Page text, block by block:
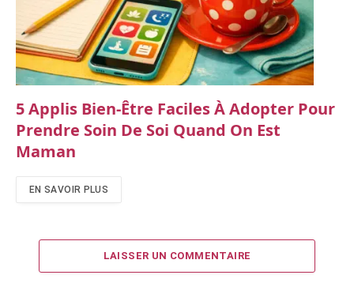
5 Applis Bien-Être Faciles À Adopter Pour
Prendre Soin De Soi Quand On Est
Maman
EN SAVOIR PLUS
LAISSER UN COMMENTAIRE